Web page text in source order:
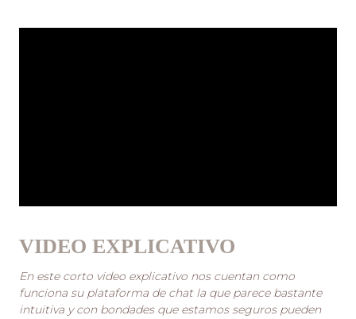
VIDEO EXPLICATIVO
En este corto video explicativo nos cuentan como
funciona su plataforma de chat la que parece bastante
intuitiva y con bondades que estamos seguros pueden